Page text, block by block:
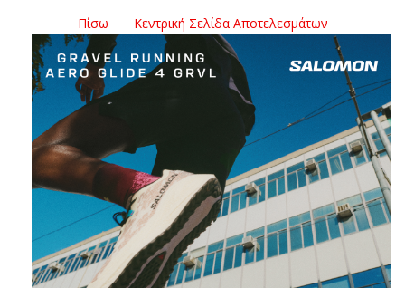
Πίσω Κεντρική Σελίδα Αποτελεσμάτων